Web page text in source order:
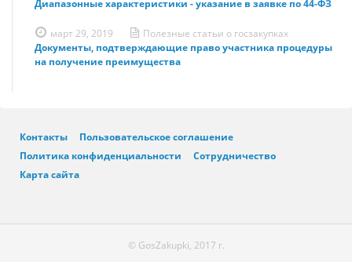
Диапазонные характеристики - указание в заявке по 44-ФЗ
март 29, 2019
Полезные статьи о госзакупках
Документы, подтверждающие право участника процедуры
на получение преимущества
Контакты
Пользовательское соглашение
Политика конфиденциальности
Сотрудничество
Карта сайта
© GosZakupki, 2017 г.